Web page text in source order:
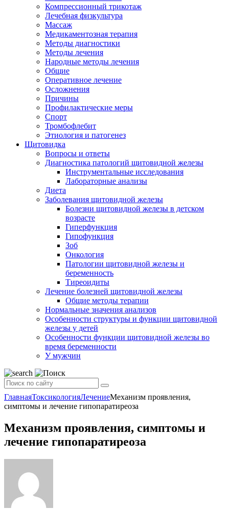
Компрессионный трикотаж
Лечебная физкультура
Массаж
Медикаментозная терапия
Методы диагностики
Методы лечения
Народные методы лечения
Общие
Оперативное лечение
Осложнения
Причины
Профилактические меры
Спорт
Тромбофлебит
Этиология и патогенез
Щитовидка
Вопросы и ответы
Диагностика патологий щитовидной железы
Инструментальные исследования
Лабораторные анализы
Диета
Заболевания щитовидной железы
Болезни щитовидной железы в детском
возрасте
Гиперфункция
Гипофункция
Зоб
Онкология
Патологии щитовидной железы и
беременность
Тиреоидиты
Лечение болезней щитовидной железы
Общие методы терапии
Нормальные значения анализов
Особенности структуры и функции щитовидной
железы у детей
Особенности функции щитовидной железы во
время беременности
У мужчин
ГлавнаяТоксикологияЛечениеМеханизм проявления,
симптомы и лечение гипопаратиреоза
Механизм проявления, симптомы и
лечение гипопаратиреоза